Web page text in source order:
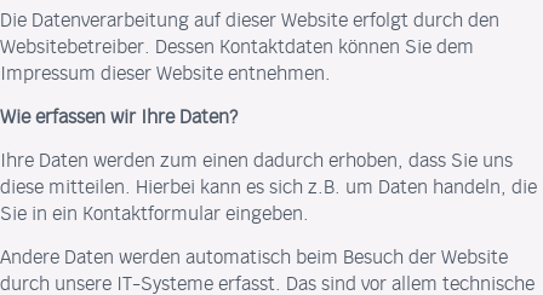
Die Datenverarbeitung auf dieser Website erfolgt durch den
Websitebetreiber. Dessen Kontaktdaten können Sie dem
Impressum dieser Website entnehmen.
Wie erfassen wir Ihre Daten?
Ihre Daten werden zum einen dadurch erhoben, dass Sie uns
diese mitteilen. Hierbei kann es sich z.B. um Daten handeln, die
Sie in ein Kontaktformular eingeben.
Andere Daten werden automatisch beim Besuch der Website
durch unsere IT-Systeme erfasst. Das sind vor allem technische